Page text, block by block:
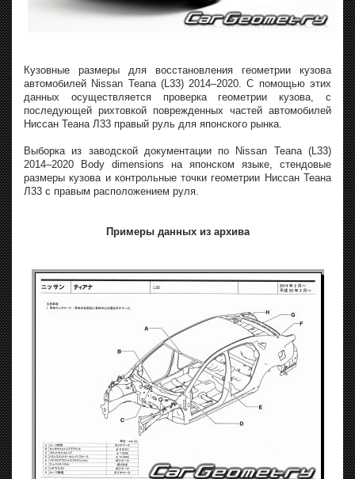
Кузовные размеры для восстановления геометрии кузова
автомобилей Nissan Teana (L33) 2014–2020. С помощью этих
данных осуществляется проверка геометрии кузова, с
последующей рихтовкой поврежденных частей автомобилей
Ниссан Теана Л33 правый руль для японского рынка.
Выборка из заводской документации по Nissan Teana (L33)
2014–2020 Body dimensions на японском языке, стендовые
размеры кузова и контрольные точки геометрии Ниссан Теана
Л33 с правым расположением руля.
Примеры данных из архива